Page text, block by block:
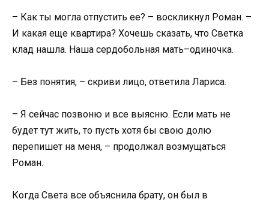
– Как ты могла отпустить ее? – воскликнул Роман. –
И какая еще квартира? Хочешь сказать, что Светка
клад нашла. Наша сердобольная мать–одиночка.
– Без понятия, – скриви лицо, ответила Лариса.
– Я сейчас позвоню и все выясню. Если мать не
будет тут жить, то пусть хотя бы свою долю
перепишет на меня, – продолжал возмущаться
Роман.
Когда Света все объяснила брату, он был в